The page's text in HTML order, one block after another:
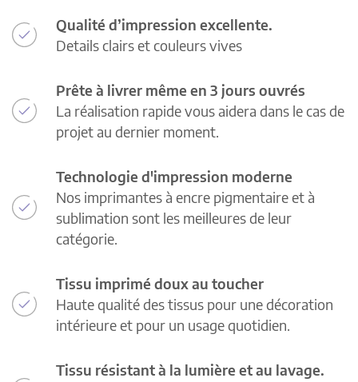
Qualité d’impression excellente.
Details clairs et couleurs vives
Prête à livrer même en 3 jours ouvrés
La réalisation rapide vous aidera dans le cas de
projet au dernier moment.
Technologie d'impression moderne
Nos imprimantes à encre pigmentaire et à
sublimation sont les meilleures de leur
catégorie.
Tissu imprimé doux au toucher
Haute qualité des tissus pour une décoration
intérieure et pour un usage quotidien.
Tissu résistant à la lumière et au lavage.